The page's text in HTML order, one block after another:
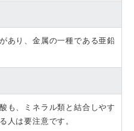
あり、金属の一種である亜鉛
も、ミネラル類と結合しやす
人は要注意です。